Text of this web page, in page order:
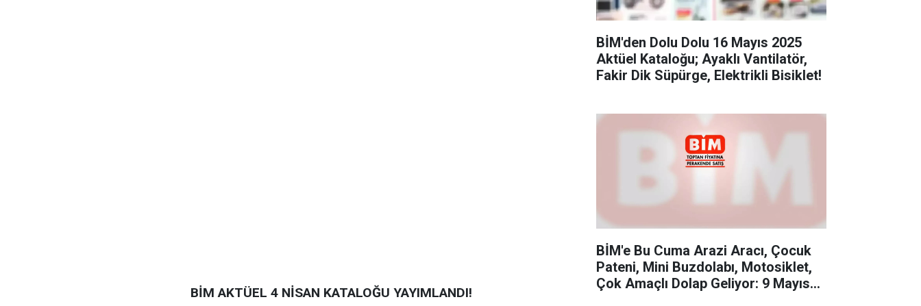
BİM AKTÜEL 4 NİSAN KATALOĞU YAYIMLANDI!
BİM'den Dolu Dolu 16 Mayıs 2025
Aktüel Kataloğu; Ayaklı Vantilatör,
Fakir Dik Süpürge, Elektrikli Bisiklet!
BİM'e Bu Cuma Arazi Aracı, Çocuk
Pateni, Mini Buzdolabı, Motosiklet,
Çok Amaçlı Dolap Geliyor: 9 Mayıs